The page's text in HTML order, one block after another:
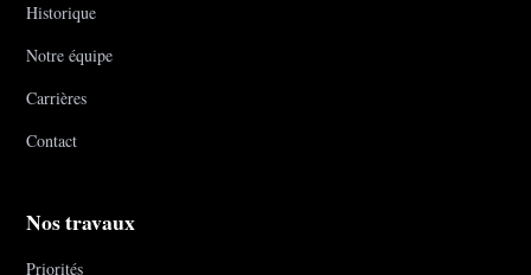
Historique
Notre équipe
Carrières
Contact
Nos travaux
Priorités